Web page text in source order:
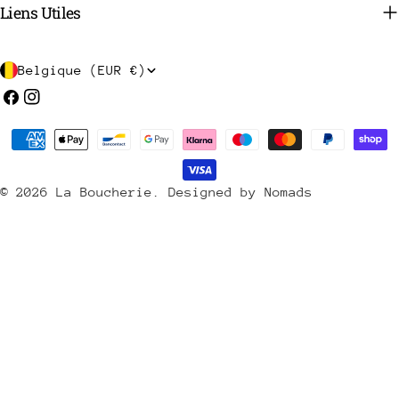
Liens Utiles
P
a
/
Belgique (EUR €)
Facebook
Instagram
© 2026 La Boucherie Designed by Nomads
Méthodes
payement